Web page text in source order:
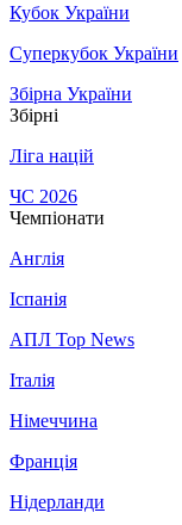
Кубок України
Суперкубок України
Збірна України
Збірні
Ліга націй
ЧС 2026
Чемпіонати
Англія
Іспанія
АПЛ Top News
Італія
Німеччина
Франція
Нідерланди